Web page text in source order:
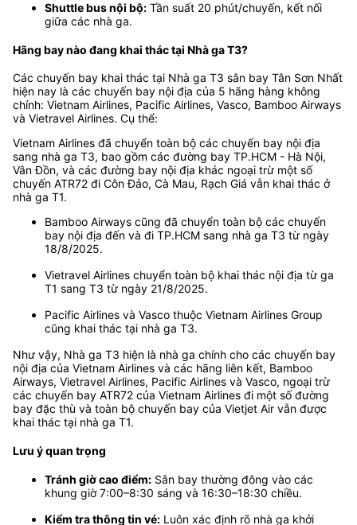
Shuttle bus nội bộ: Tần suất 20 phút/chuyến, kết nối
giữa các nhà ga.
Hãng bay nào đang khai thác tại Nhà ga T3?
Các chuyến bay khai thác tại Nhà ga T3 sân bay Tân Sơn Nhất
hiện nay là các chuyến bay nội địa của 5 hãng hàng không
chính: Vietnam Airlines, Pacific Airlines, Vasco, Bamboo Airways
và Vietravel Airlines. Cụ thể:
Vietnam Airlines đã chuyển toàn bộ các chuyến bay nội địa
sang nhà ga T3, bao gồm các đường bay TP.HCM - Hà Nội,
Vân Đồn, và các đường bay nội địa khác ngoại trừ một số
chuyến ATR72 đi Côn Đảo, Cà Mau, Rạch Giá vẫn khai thác ở
nhà ga T1.
Bamboo Airways cũng đã chuyển toàn bộ các chuyến
bay nội địa đến và đi TP.HCM sang nhà ga T3 từ ngày
18/8/2025.
Vietravel Airlines chuyển toàn bộ khai thác nội địa từ ga
T1 sang T3 từ ngày 21/8/2025.
Pacific Airlines và Vasco thuộc Vietnam Airlines Group
cũng khai thác tại nhà ga T3.
Như vậy, Nhà ga T3 hiện là nhà ga chính cho các chuyến bay
nội địa của Vietnam Airlines và các hãng liên kết, Bamboo
Airways, Vietravel Airlines, Pacific Airlines và Vasco, ngoại trừ
các chuyến bay ATR72 của Vietnam Airlines đi một số đường
bay đặc thù và toàn bộ chuyến bay của Vietjet Air vẫn được
khai thác tại nhà ga T1.
Lưu ý quan trọng
Tránh giờ cao điểm: Sân bay thường đông vào các
khung giờ 7:00–8:30 sáng và 16:30–18:30 chiều.
Kiểm tra thông tin vé: Luôn xác định rõ nhà ga khởi